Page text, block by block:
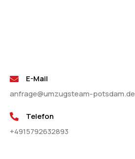
E-Mail
anfrage@umzugsteam-potsdam.de
Telefon
+4915792632893